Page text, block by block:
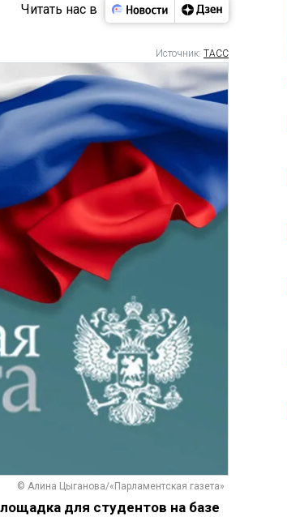
Читать нас в
Источник: ТАСС
© Алина Цыганова/«Парламентская газета»
для студентов на базе